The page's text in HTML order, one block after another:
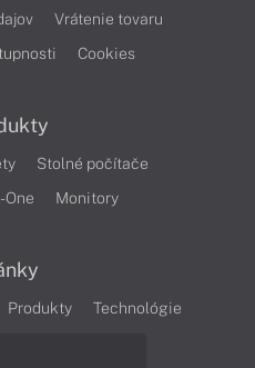
Vrátenie tovaru
Cookies
Stolné počítače
Monitory
Produkty
Technológie